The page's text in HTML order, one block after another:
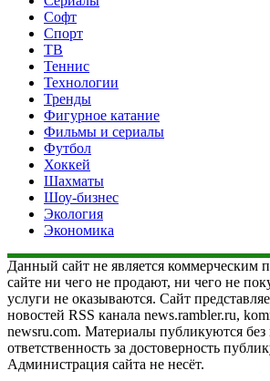
Софт
Спорт
ТВ
Теннис
Технологии
Тренды
Фигурное катание
Фильмы и сериалы
Футбол
Хоккей
Шахматы
Шоу-бизнес
Экология
Экономика
Данный сайт не является коммерческим
сайте ни чего не продают, ни чего не
услуги не оказываются. Сайт
новостей RSS канала news.rambler.ru,
newsru.com. Материалы публикуются без
ответственность за достоверность
Администрация сайта не несёт.